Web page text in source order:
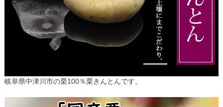
岐阜県中津川市の栗100％栗きんとんです。